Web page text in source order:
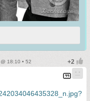
18:10 • 52